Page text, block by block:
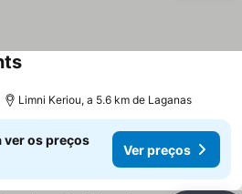
Limni Keriou, a 5.6 km de Laganas
ver os preços
Ver preços